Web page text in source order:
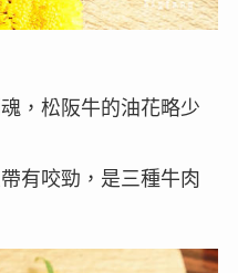
，松阪牛的油花略少
有咬勁，是三種牛肉